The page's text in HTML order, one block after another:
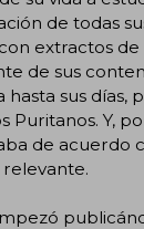
de todas
extractos
de sus
sus
Puritanos. Y,
de acuerdo